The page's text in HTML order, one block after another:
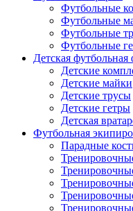
Футбольные
Футбольные
Футбольные
Футбольные
Детская футбольная
Детские
Детские майки
Детские трусы
Детские гетры
Детская
Футбольная
Парадные